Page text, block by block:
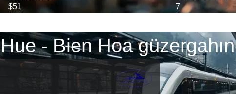
$51 7
Hue - Bien Hoa